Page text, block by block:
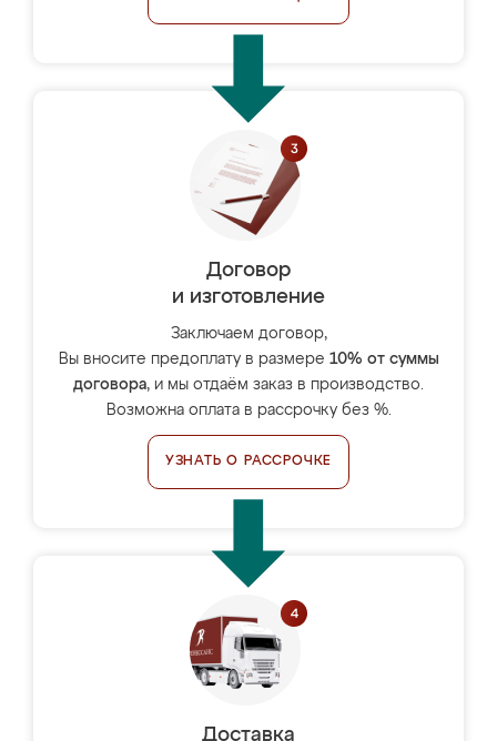
Договор
и изготовление
Заключаем договор,
Вы вносите предоплату в размере 10% от суммы
договора, и мы отдаём заказ в производство.
Возможна оплата в рассрочку без %.
УЗНАТЬ О РАССРОЧКЕ
Доставка